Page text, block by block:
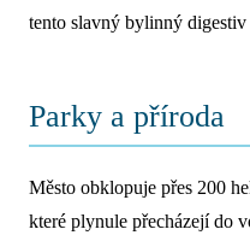
tento slavný bylinný
Parky a příroda
Město obklopuje přes 200
které plynule přecházejí do